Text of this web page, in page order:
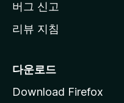
버그 신고
리뷰 지침
다운로드
Download Firefox